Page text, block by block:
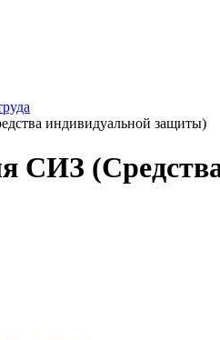
индивидуальной защиты)
СИЗ